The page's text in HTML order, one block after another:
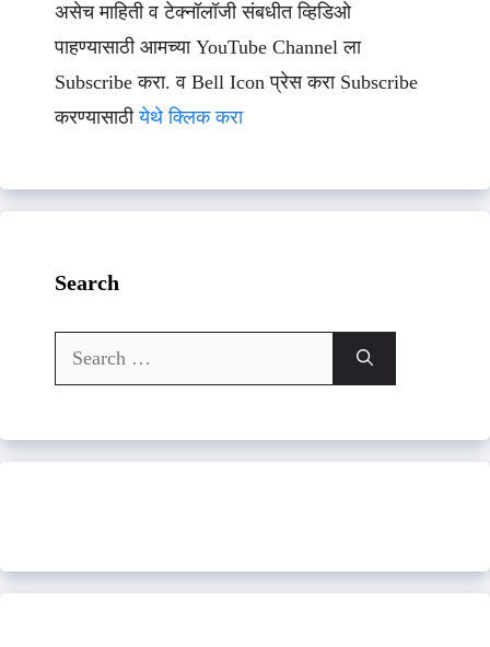
असेच माहिती व टेक्नॉलॉजी संबधीत व्हिडिओ
पाहण्यासाठी आमच्या YouTube Channel ला
Subscribe करा. व Bell Icon प्रेस करा Subscribe
करण्यासाठीयेथे क्लिक करा
Search
Search
for: